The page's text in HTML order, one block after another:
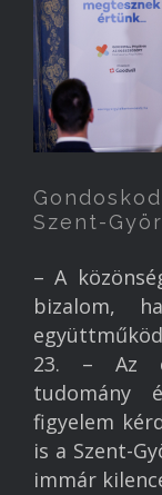
Szent-
– A
bizalom,
23. – Az
tudomány
figyelem
is a Szent-
immár